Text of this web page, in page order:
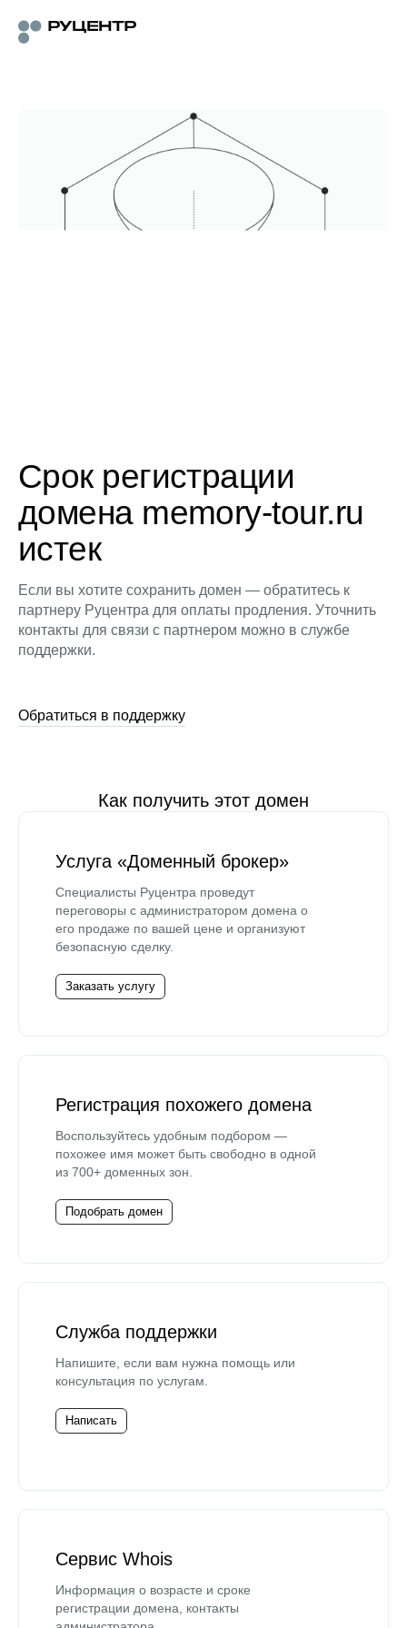
Срок регистрации
домена memory-tour.ru
истек
Если вы хотите сохранить домен — обратитесь к
партнеру Руцентра для оплаты продления. Уточнить
контакты для связи с партнером можно в службе
поддержки.
Обратиться в поддержку
Как получить этот домен
Услуга «Доменный брокер»
Специалисты Руцентра проведут
переговоры с администратором домена о
его продаже по вашей цене и организуют
безопасную сделку.
Заказать услугу
Регистрация похожего домена
Воспользуйтесь удобным подбором —
похожее имя может быть свободно в одной
из 700+ доменных зон.
Подобрать домен
Служба поддержки
Напишите, если вам нужна помощь или
консультация по услугам.
Написать
Сервис Whois
Информация о возрасте и сроке
регистрации домена, контакты